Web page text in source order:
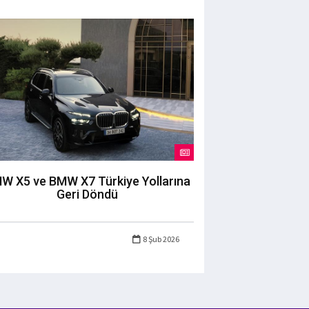
X5 ve BMW X7 Türkiye Yollarına
Geri Döndü
8 Şub 2026